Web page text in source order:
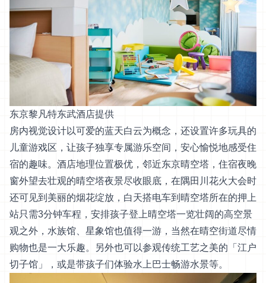
东京黎凡特东武酒店提供
房内视觉设计以可爱的蓝天白云为概念，还设置许多玩具的
儿童游戏区，让孩子独享专属游乐空间，安心愉悦地感受住
宿的趣味。酒店地理位置极优，邻近东京晴空塔，住宿夜晚
窗外望去壮观的晴空塔夜景尽收眼底，在隅田川花火大会时
还可见到美丽的烟花绽放，白天搭电车到晴空塔所在的押上
站只需3分钟车程，安排孩子登上晴空塔一览壮阔的高空景
观之外，水族馆、星象馆也值得一游，当然在晴空街道尽情
购物也是一大乐趣。另外也可以参观传统工艺之美的「江户
切子馆」，或是带孩子们体验水上巴士畅游水景等。